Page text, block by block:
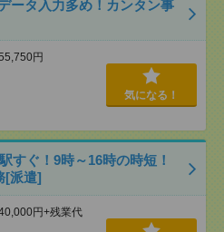
ータ入力多め！カンタン事
円
気になる！
すぐ！9時～16時の時短！
[派遣]
円+残業代